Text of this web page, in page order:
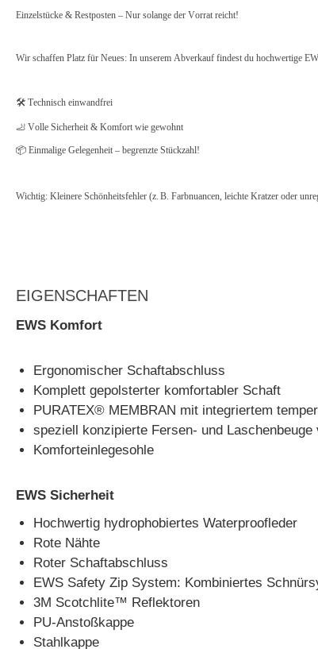
Einzelstücke & Restposten – Nur solange der Vorrat reicht!
Wir schaffen Platz für Neues: In unserem Abverkauf findest du hochwertige
🛠️ Technisch einwandfrei
🦶 Volle Sicherheit & Komfort wie gewohnt
📦 Einmalige Gelegenheit – begrenzte Stückzahl!
Wichtig: Kleinere Schönheitsfehler (z. B. Farbnuancen, leichte Kratzer oder
EIGENSCHAFTEN
EWS Komfort
Ergonomischer Schaftabschluss
Komplett gepolsterter komfortabler Schaft
PURATEX® MEMBRAN mit integriertem
speziell konzipierte Fersen- und
Komforteinlegesohle
EWS Sicherheit
Hochwertig hydrophobiertes Waterproofleder
Rote Nähte
Roter Schaftabschluss
EWS Safety Zip System: Kombiniertes
3M Scotchlite™ Reflektoren
PU-Anstoßkappe
Stahlkappe